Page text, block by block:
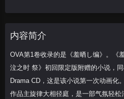
内容简介
OVA第1卷收录的是《羞晒し编》。《
泣之时 祭》初回限定版附赠的小说，
Drama CD，这是该小说第一次动画化
作品主旋律大相径庭，是一部气氛轻